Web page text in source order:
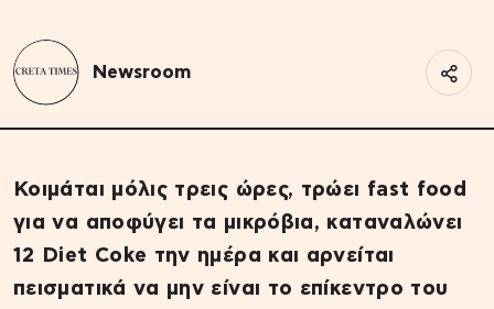
Newsroom
Κοιμάται μόλις τρεις ώρες, τρώει fast food
για να αποφύγει τα μικρόβια, καταναλώνει
12 Diet Coke την ημέρα και αρνείται
πεισματικά να μην είναι το επίκεντρο του